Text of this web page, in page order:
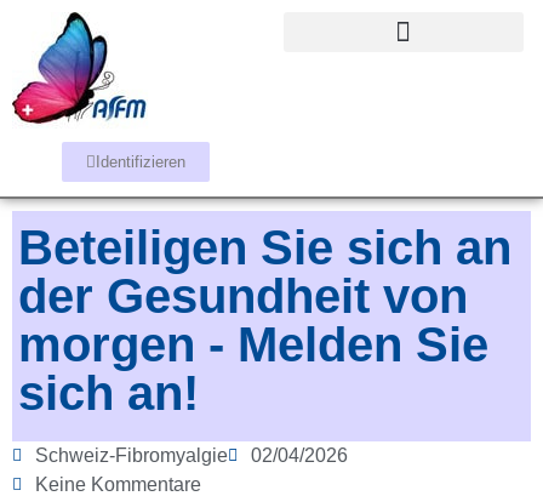
Identifizieren
Beteiligen Sie sich an
der Gesundheit von
morgen - Melden Sie
sich an!
Schweiz-Fibromyalgie
02/04/2026
Keine Kommentare